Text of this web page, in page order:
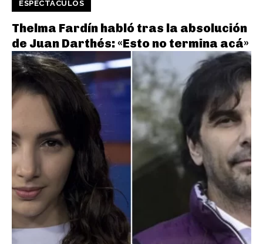
ESPECTÁCULOS
Thelma Fardín habló tras la absolución
de Juan Darthés: «Esto no termina acá»